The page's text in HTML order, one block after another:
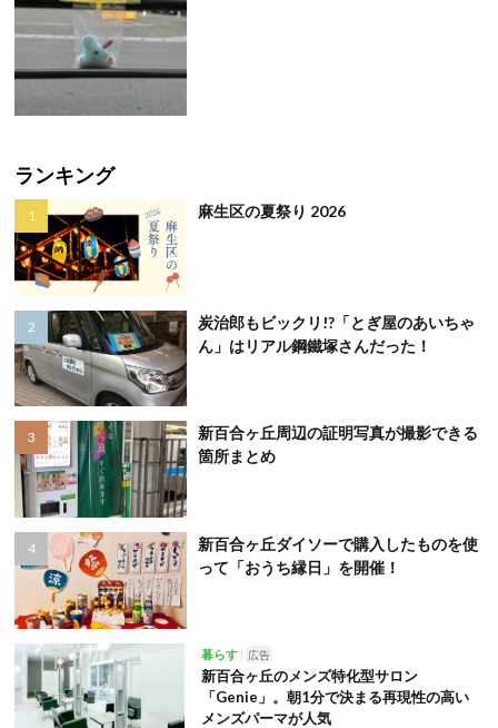
ランキング
麻生区の夏祭り 2026
炭治郎もビックリ!?「とぎ屋のあいちゃ
ん」はリアル鋼鐵塚さんだった！
新百合ヶ丘周辺の証明写真が撮影できる
箇所まとめ
新百合ヶ丘ダイソーで購入したものを使
って「おうち縁日」を開催！
暮らす 広告
新百合ヶ丘のメンズ特化型サロン
「Genie」。朝1分で決まる再現性の高い
メンズパーマが人気